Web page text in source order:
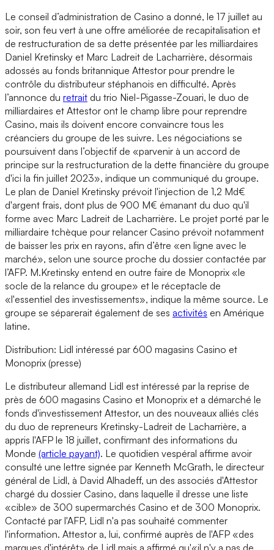
Le conseil d’administration de Casino a donné, le 17 juillet au
soir, son feu vert à une offre améliorée de recapitalisation et
de restructuration de sa dette présentée par les milliardaires
Daniel Kretinsky et Marc Ladreit de Lacharrière, désormais
adossés au fonds britannique Attestor pour prendre le
contrôle du distributeur stéphanois en difficulté. Après
l’annonce du retrait du trio Niel-Pigasse-Zouari, le duo de
milliardaires et Attestor ont le champ libre pour reprendre
Casino, mais ils doivent encore convaincre tous les
créanciers du groupe de les suivre. Les négociations se
poursuivent dans l’objectif de «parvenir à un accord de
principe sur la restructuration de la dette financière du groupe
d'ici la fin juillet 2023», indique un communiqué du groupe.
Le plan de Daniel Kretinsky prévoit l'injection de 1,2 Md€
d'argent frais, dont plus de 900 M€ émanant du duo qu'il
forme avec Marc Ladreit de Lacharrière. Le projet porté par le
milliardaire tchèque pour relancer Casino prévoit notamment
de baisser les prix en rayons, afin d’être «en ligne avec le
marché», selon une source proche du dossier contactée par
l’AFP. M.Kretinsky entend en outre faire de Monoprix «le
socle de la relance du groupe» et le réceptacle de
«l'essentiel des investissements», indique la même source. Le
groupe se séparerait également de ses activités en Amérique
latine.
Distribution: Lidl intéressé par 600 magasins Casino et
Monoprix (presse)
Le distributeur allemand Lidl est intéressé par la reprise de
près de 600 magasins Casino et Monoprix et a démarché le
fonds d'investissement Attestor, un des nouveaux alliés clés
du duo de repreneurs Kretinsky-Ladreit de Lacharrière, a
appris l'AFP le 18 juillet, confirmant des informations du
Monde (article payant). Le quotidien vespéral affirme avoir
consulté une lettre signée par Kenneth McGrath, le directeur
général de Lidl, à David Alhadeff, un des associés d'Attestor
chargé du dossier Casino, dans laquelle il dresse une liste
«cible» de 300 supermarchés Casino et de 300 Monoprix.
Contacté par l'AFP, Lidl n'a pas souhaité commenter
l'information. Attestor a, lui, confirmé auprès de l'AFP «des
marques d'intérêt» de Lidl mais a affirmé qu'«il n'y a pas de